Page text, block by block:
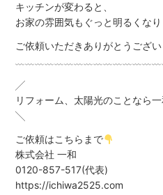
キッチンが変わると、
お家の雰囲気もぐっと明るくな
ご依頼いただきありがとうござい
╱
リフォーム、太陽光のことなら一
╲
ご依頼はこちらまで
株式会社 一和
0120-857-517(代表)
https://ichiwa2525.com